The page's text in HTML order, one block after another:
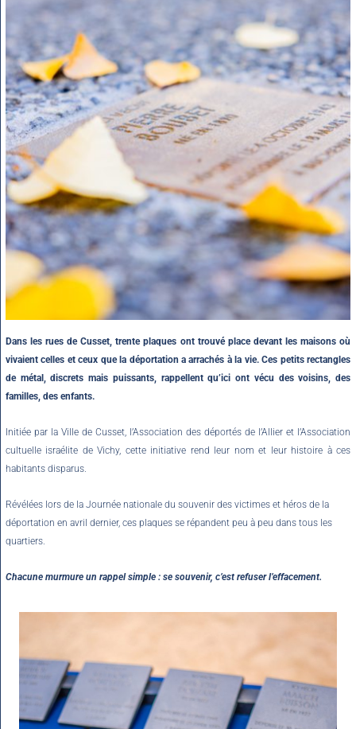
Dans les rues de Cusset, trente plaques ont trouvé place devant les maisons où
vivaient celles et ceux que la déportation a arrachés à la vie. Ces petits rectangles
de métal, discrets mais puissants, rappellent qu’ici ont vécu des voisins, des
familles, des enfants.
Initiée par la Ville de Cusset, l’Association des déportés de l’Allier et l’Association
cultuelle israélite de Vichy, cette initiative rend leur nom et leur histoire à ces
habitants disparus.
Révélées lors de la Journée nationale du souvenir des victimes et héros de la
déportation en avril dernier, ces plaques se répandent peu à peu dans tous les
quartiers.
Chacune murmure un rappel simple : se souvenir, c’est refuser l’effacement.